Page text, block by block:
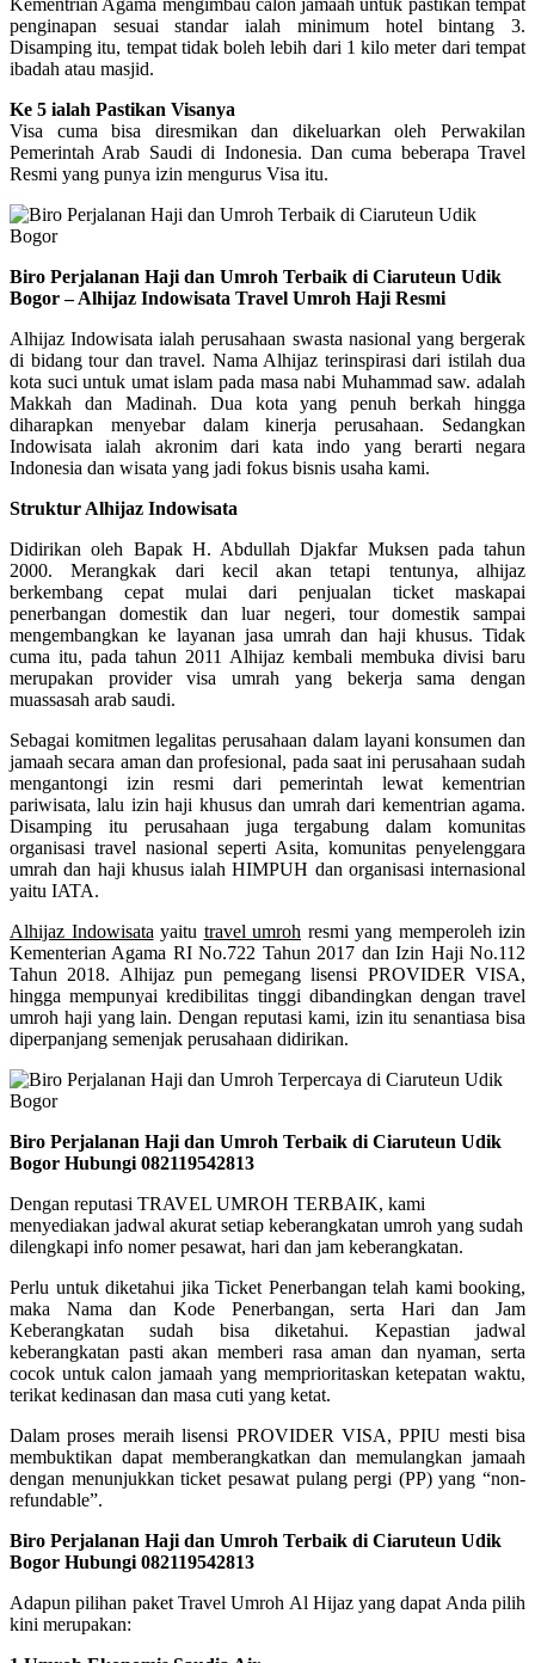
penginapan sesuai standar ialah minimum hotel bintang 3.
Disamping itu, tempat tidak boleh lebih dari 1 kilo meter dari tempat
ibadah atau masjid.
Ke 5 ialah Pastikan Visanya
Visa cuma bisa diresmikan dan dikeluarkan oleh Perwakilan
Pemerintah Arab Saudi di Indonesia. Dan cuma beberapa Travel
Resmi yang punya izin mengurus Visa itu.
Biro Perjalanan Haji dan Umroh Terbaik di Ciaruteun Udik
Bogor – Alhijaz Indowisata Travel Umroh Haji Resmi
Alhijaz Indowisata ialah perusahaan swasta nasional yang bergerak
di bidang tour dan travel. Nama Alhijaz terinspirasi dari istilah dua
kota suci untuk umat islam pada masa nabi Muhammad saw. adalah
Makkah dan Madinah. Dua kota yang penuh berkah hingga
diharapkan menyebar dalam kinerja perusahaan. Sedangkan
Indowisata ialah akronim dari kata indo yang berarti negara
Indonesia dan wisata yang jadi fokus bisnis usaha kami.
Struktur Alhijaz Indowisata
Didirikan oleh Bapak H. Abdullah Djakfar Muksen pada tahun
2000. Merangkak dari kecil akan tetapi tentunya, alhijaz
berkembang cepat mulai dari penjualan ticket maskapai
penerbangan domestik dan luar negeri, tour domestik sampai
mengembangkan ke layanan jasa umrah dan haji khusus. Tidak
cuma itu, pada tahun 2011 Alhijaz kembali membuka divisi baru
merupakan provider visa umrah yang bekerja sama dengan
muassasah arab saudi.
Sebagai komitmen legalitas perusahaan dalam layani konsumen dan
jamaah secara aman dan profesional, pada saat ini perusahaan sudah
mengantongi izin resmi dari pemerintah lewat kementrian
pariwisata, lalu izin haji khusus dan umrah dari kementrian agama.
Disamping itu perusahaan juga tergabung dalam komunitas
organisasi travel nasional seperti Asita, komunitas penyelenggara
umrah dan haji khusus ialah HIMPUH dan organisasi internasional
yaitu IATA.
Alhijaz Indowisata yaitu travel umroh resmi yang memperoleh izin
Kementerian Agama RI No.722 Tahun 2017 dan Izin Haji No.112
Tahun 2018. Alhijaz pun pemegang lisensi PROVIDER VISA,
hingga mempunyai kredibilitas tinggi dibandingkan dengan travel
umroh haji yang lain. Dengan reputasi kami, izin itu senantiasa bisa
diperpanjang semenjak perusahaan didirikan.
Biro Perjalanan Haji dan Umroh Terbaik di Ciaruteun Udik
Bogor Hubungi 082119542813
Dengan reputasi TRAVEL UMROH TERBAIK, kami
menyediakan jadwal akurat setiap keberangkatan umroh yang sudah
dilengkapi info nomer pesawat, hari dan jam keberangkatan.
Perlu untuk diketahui jika Ticket Penerbangan telah kami booking,
maka Nama dan Kode Penerbangan, serta Hari dan Jam
Keberangkatan sudah bisa diketahui. Kepastian jadwal
keberangkatan pasti akan memberi rasa aman dan nyaman, serta
cocok untuk calon jamaah yang memprioritaskan ketepatan waktu,
terikat kedinasan dan masa cuti yang ketat.
Dalam proses meraih lisensi PROVIDER VISA, PPIU mesti bisa
membuktikan dapat memberangkatkan dan memulangkan jamaah
dengan menunjukkan ticket pesawat pulang pergi (PP) yang “non-
refundable”.
Biro Perjalanan Haji dan Umroh Terbaik di Ciaruteun Udik
Bogor Hubungi 082119542813
Adapun pilihan paket Travel Umroh Al Hijaz yang dapat Anda pilih
kini merupakan: